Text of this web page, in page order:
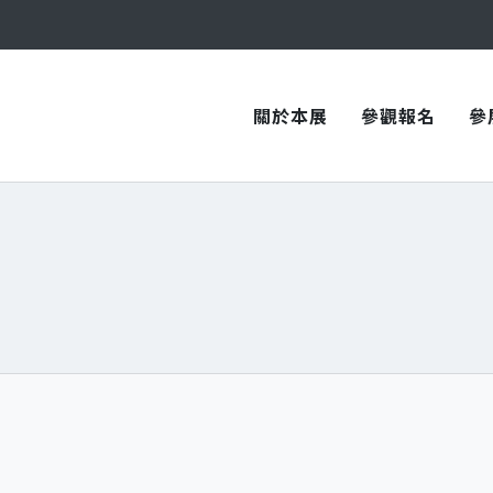
國際會展中心再次相見！
關於本展 參觀報名 參